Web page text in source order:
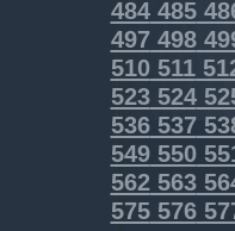
484485
497498
510511
523524
536537
549550
562563
575576